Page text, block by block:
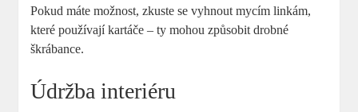
Pokud máte možnost, zkuste se vyhnout mycím linkám,
které používají kartáče – ty mohou způsobit drobné
škrábance.
Údržba interiéru